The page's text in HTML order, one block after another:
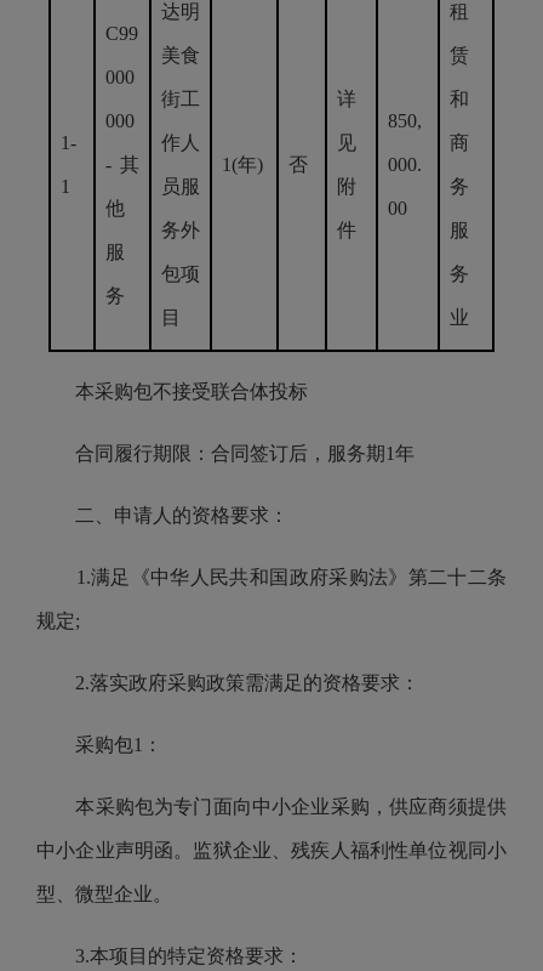
1-
1
C99
000
000
-其
他
服
务
达明
美食
街工
作人
员服
务外
包项
目
1(年) 否
详
见
附
件
850,
000.
00
租
赁
和
商
务
服
务
业
本采购包不接受联合体投标
合同履行期限：合同签订后，服务期1年
二、申请人的资格要求：
1.满足《中华人民共和国政府采购法》第二十二条
规定;
2.落实政府采购政策需满足的资格要求：
采购包1：
本采购包为专门面向中小企业采购，供应商须提供
中小企业声明函。监狱企业、残疾人福利性单位视同小
型、微型企业。
3.本项目的特定资格要求：